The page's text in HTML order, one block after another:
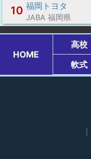
10 福岡トヨタ
JABA 福岡県
HOME
高校
軟式